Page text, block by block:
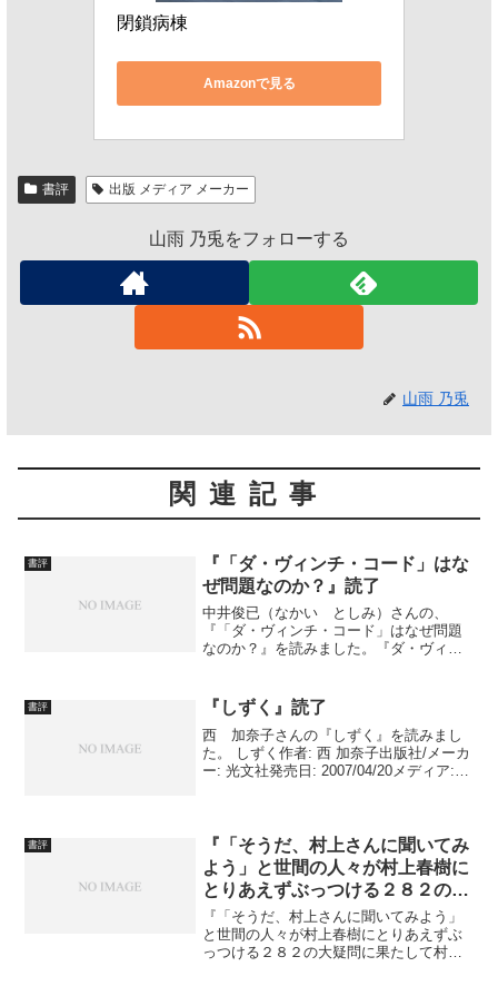
閉鎖病棟
Amazonで見る
書評 出版 メディア メーカー
山雨 乃兎をフォローする
山雨 乃兎
関連記事
書評
『「ダ・ヴィンチ・コード」はな
ぜ問題なのか？』読了
中井俊已（なかい としみ）さんの、
『「ダ・ヴィンチ・コード」はなぜ問題
なのか？』を読みました。『ダ・ヴィン
2006/07メディア: 単行本 私は、未だ、
小...
書評 『しずく』読了
西 加奈子さんの『しずく』を読みまし
た。 しずく作者: 西 加奈子出版社/メーカ
ー: 光文社発売日: 2007/04/20メディア:
書評
『「そうだ、村上さんに聞いてみ
よう」と世間の人々が村上春樹に
とりあえずぶっつける２８２の大
疑問に果たして村上さんはちゃん
と答えられるのか？』読了
『「そうだ、村上さんに聞いてみよう」
と世間の人々が村上春樹にとりあえずぶ
っつける２８２の大疑問に果たして村上